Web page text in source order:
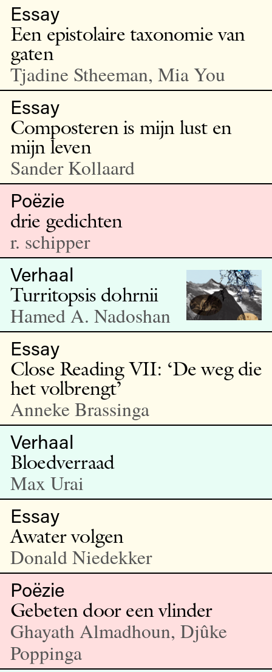
Essay
Een epistolaire taxonomie van
gaten
Tjadine Stheeman, Mia You
Essay
Composteren is mijn lust en
mijn leven
Sander Kollaard
Poëzie
drie gedichten
r. schipper
Verhaal
Turritopsis dohrnii
Hamed A. Nadoshan
Essay
Close Reading VII: ‘De weg die
het volbrengt’
Anneke Brassinga
Verhaal
Bloedverraad
Max Urai
Essay
Awater volgen
Donald Niedekker
Poëzie
Gebeten door een vlinder
Ghayath Almadhoun, Djûke
Poppinga